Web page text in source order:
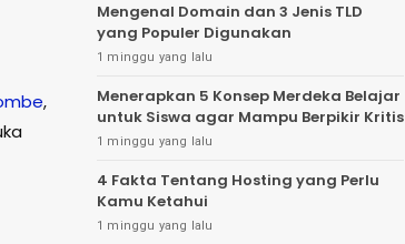
,
Mengenal Domain dan 3 Jenis TLD
yang Populer Digunakan
1 minggu yang lalu
Menerapkan 5 Konsep Merdeka Belajar
untuk Siswa agar Mampu Berpikir Kritis
1 minggu yang lalu
4 Fakta Tentang Hosting yang Perlu
Kamu Ketahui
1 minggu yang lalu